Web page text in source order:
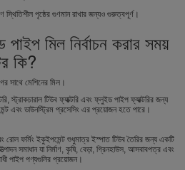
স্থিতিশীল পৃষ্ঠের গুণমান রাখার জন্যও গুরুত্বপূর্ণ।
মিল নির্বাচন করার সময়
কি?
সাথে মেশিনের মিল।
স্ট্রাকচারাল টিউব ফ্যাক্টরি এবং ফ্লুইড পাইপ ফ্যাক্টরির জন্য
এবং ডাউনস্ট্রিম প্রসেসিং এর প্রয়োজন হতে পারে।
ফর্মিং ইকুইপমেন্ট শুধুমাত্র ইস্পাত টিউব তৈরির জন্য একটি
সমাধান যা নির্মাণ, কৃষি, বেড়া, গ্রিনহাউস, আসবাবপত্র এবং
পাইপ পণ্যগুলির প্রয়োজন।